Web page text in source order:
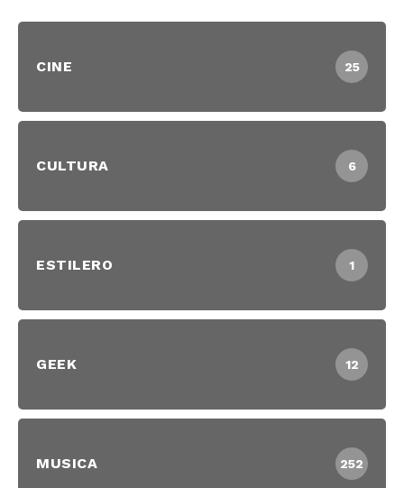
CINE 25
CULTURA 6
ESTILERO 1
GEEK 12
MUSICA 252